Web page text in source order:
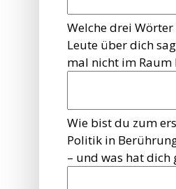
Welche drei
Leute über dich
mal nicht im Raum
Wie bist du zum
Politik in
– und was hat dich